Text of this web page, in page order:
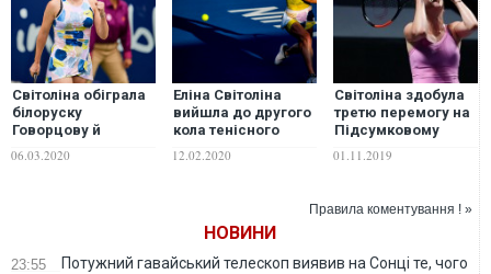
Світоліна обіграла
білоруску
Говорцову й
чвертьфіналу
06.03.2020
Еліна Світоліна
вийшла до другого
кола тенісного
12.02.2020
Світоліна здобула
третю перемогу на
Підсумковому
01.11.2019
Правила коментування ! »
НОВИНИ
23:55
Потужний гавайський телескоп виявив на Сонці те, чого